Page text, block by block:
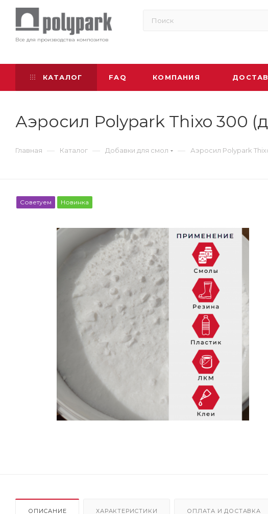
Все для производства композитов
КАТАЛОГ FAQ КОМПАНИЯ
Аэросил Polypark Thixo 300
Главная — Каталог — Добавки для смол — Аэросил Polypark
Советуем Новинка
ОПИСАНИЕ ХАРАКТЕРИСТИКИ ОПЛАТА И ДОСТАВКА